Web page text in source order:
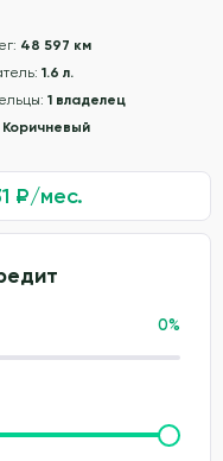
48 597 км
1.6 л.
1 владелец
Коричневый
₽/мес.
0%